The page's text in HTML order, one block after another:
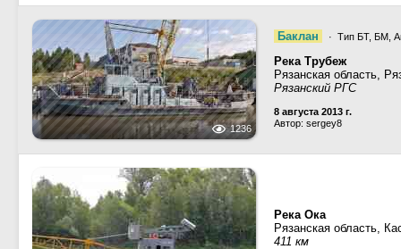
1236
Баклан · Тип БТ, БМ,
Река Трубеж
Рязанская область,
Рязанский РГС
8 августа 2013 г.
Автор: sergey8
Река Ока
Рязанская область,
411 км